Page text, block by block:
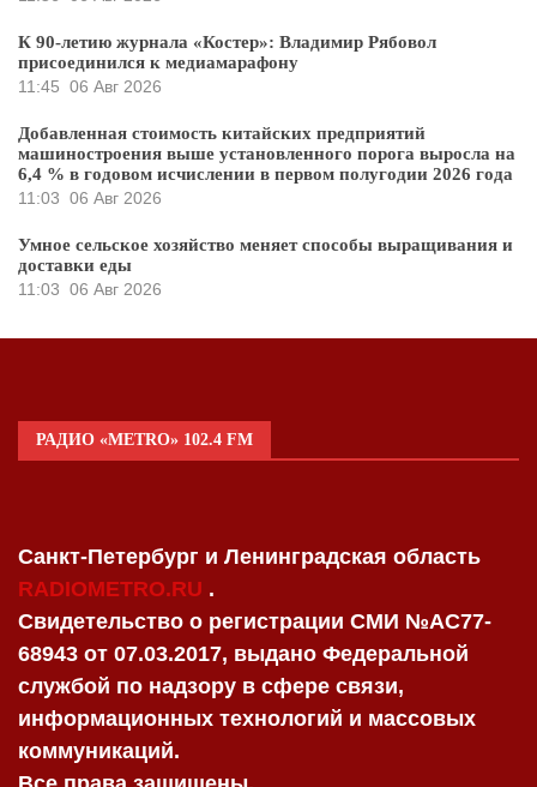
К 90-летию журнала «Костер»: Владимир Рябовол
присоединился к медиамарафону
11:45 06 Авг 2026
Добавленная стоимость китайских предприятий
машиностроения выше установленного порога выросла на
6,4 % в годовом исчислении в первом полугодии 2026 года
11:03 06 Авг 2026
Умное сельское хозяйство меняет способы выращивания и
доставки еды
11:03 06 Авг 2026
РАДИО «METRO» 102.4 FM
Санкт-Петербург и Ленинградская область
RADIOMETRO.RU .
Свидетельство о регистрации СМИ №AC77-
68943 от 07.03.2017, выдано Федеральной
службой по надзору в сфере связи,
информационных технологий и массовых
коммуникаций.